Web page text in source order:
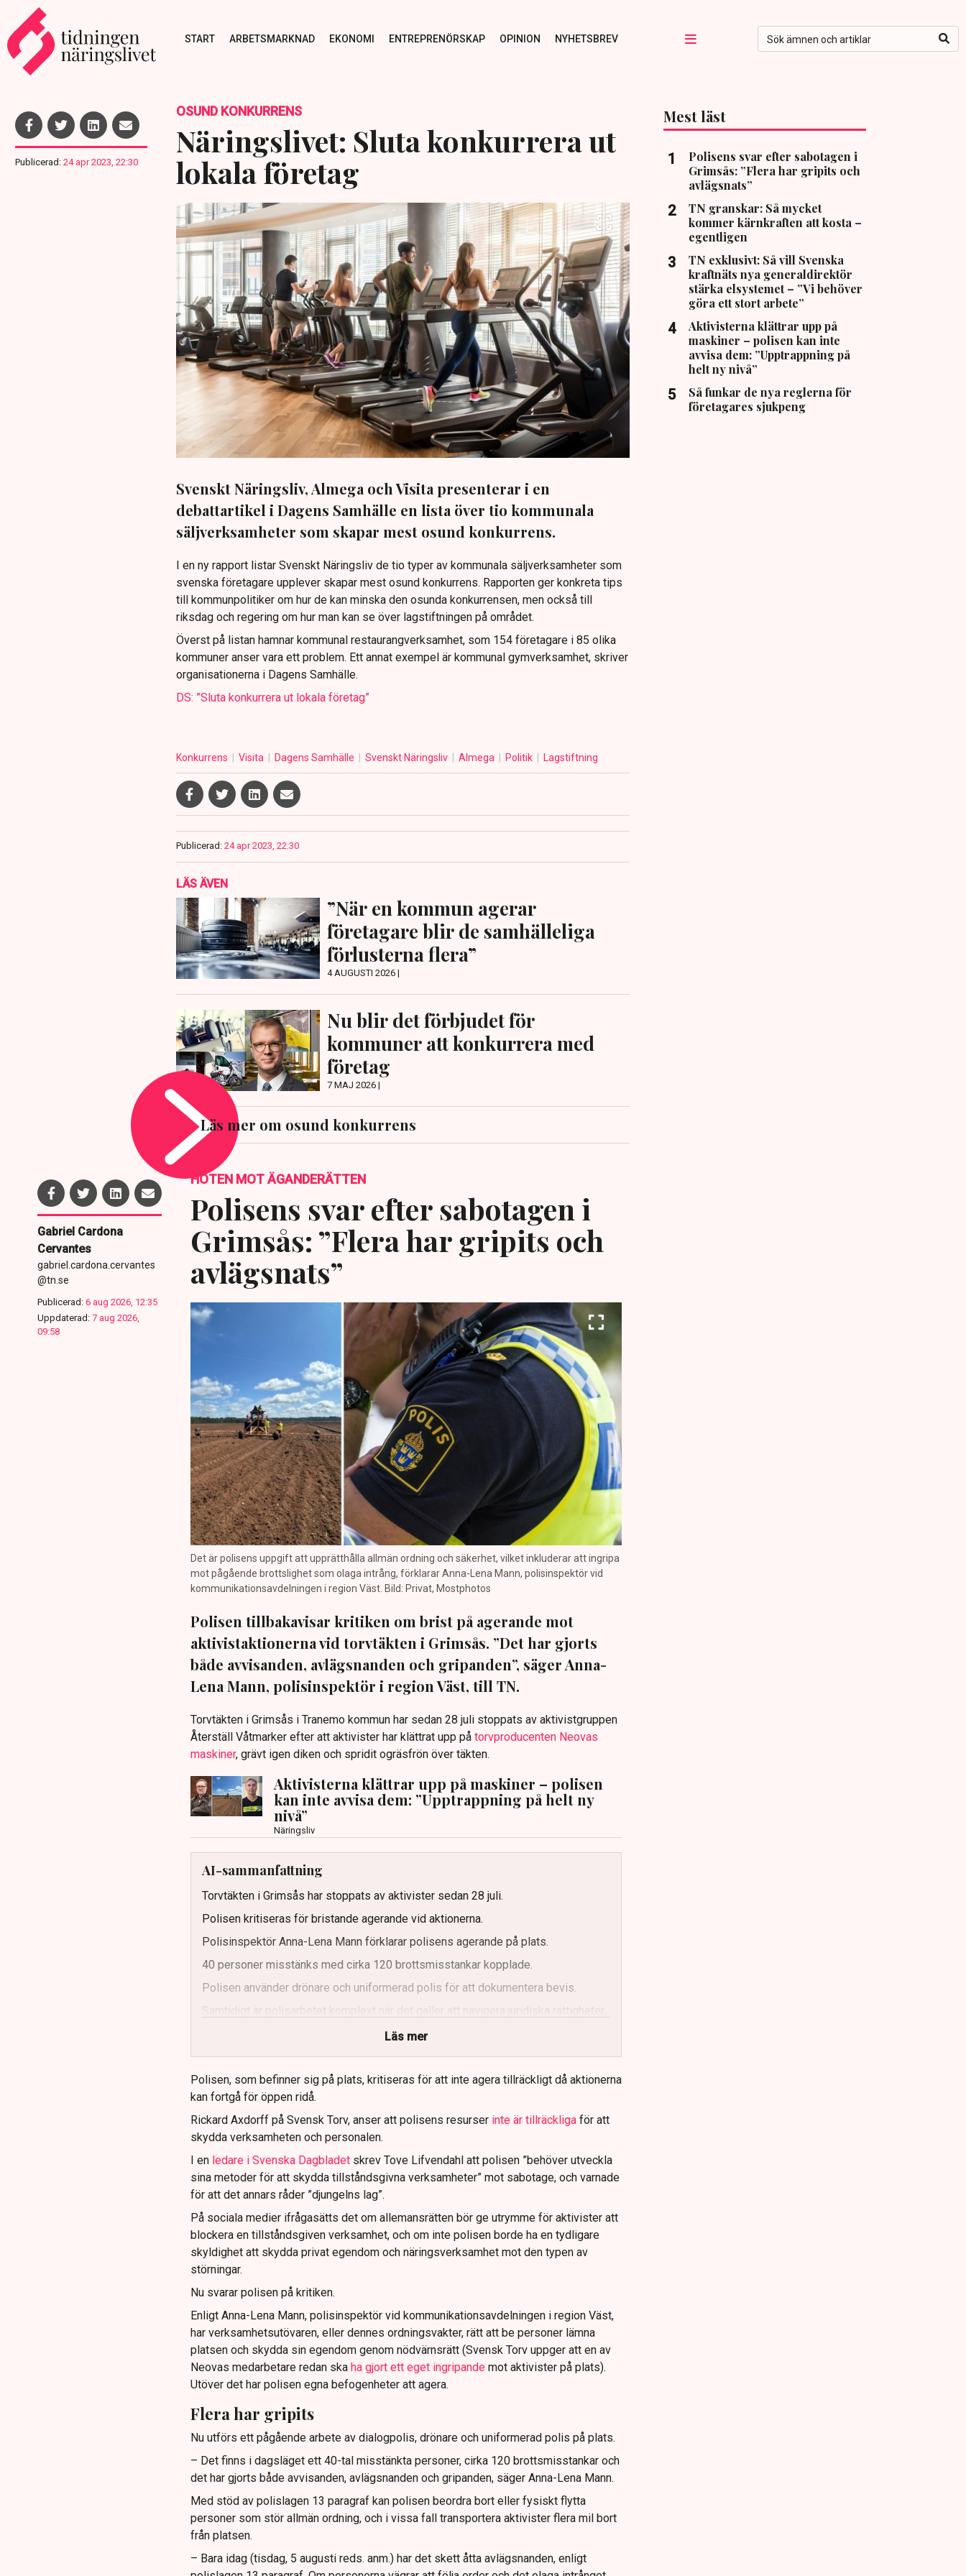
START ARBETSMARKNAD EKONOMI ENTREPRENÖRSKAP OPINION NYHETSBREV
Publicerad: 24 apr 2023, 22:30
OSUND KONKURRENS
Näringslivet: Sluta konkurrera ut
lokala företag
Svenskt Näringsliv, Almega och Visita presenterar i en
debattartikel i Dagens Samhälle en lista över tio kommunala
säljverksamheter som skapar mest osund konkurrens.
I en ny rapport listar Svenskt Näringsliv de tio typer av kommunala säljverksamheter som
svenska företagare upplever skapar mest osund konkurrens. Rapporten ger konkreta tips
till kommunpolitiker om hur de kan minska den osunda konkurrensen, men också till
riksdag och regering om hur man kan se över lagstiftningen på området.
Överst på listan hamnar kommunal restaurangverksamhet, som 154 företagare i 85 olika
kommuner anser vara ett problem. Ett annat exempel är kommunal gymverksamhet, skriver
organisationerna i Dagens Samhälle.
DS: ”Sluta konkurrera ut lokala företag”
Konkurrens Visita Dagens Samhälle Svenskt Näringsliv Almega Politik Lagstiftning
Publicerad: 24 apr 2023, 22:30
LÄS ÄVEN
”När en kommun agerar
företagare blir de samhälleliga
förlusterna flera”
4 AUGUSTI 2026 |
Nu blir det förbjudet för
kommuner att konkurrera med
företag
7 MAJ 2026 |
Läs mer om osund konkurrens
Mest läst
Polisens svar efter sabotagen i
Grimsås: ”Flera har gripits och
avlägsnats”
TN granskar: Så mycket
kommer kärnkraften att kosta –
egentligen
TN exklusivt: Så vill Svenska
kraftnäts nya generaldirektör
stärka elsystemet – ”Vi behöver
göra ett stort arbete”
Aktivisterna klättrar upp på
maskiner – polisen kan inte
avvisa dem: ”Upptrappning på
helt ny nivå”
Så funkar de nya reglerna för
företagares sjukpeng
Gabriel Cardona
Cervantes
gabriel.cardona.cervantes
@tn.se
Publicerad: 6 aug 2026, 12:35
Uppdaterad: 7 aug 2026,
09:58
HOTEN MOT ÄGANDERÄTTEN
Polisens svar efter sabotagen i
Grimsås: ”Flera har gripits och
avlägsnats”
Det är polisens uppgift att upprätthålla allmän ordning och säkerhet, vilket inkluderar att ingripa
mot pågående brottslighet som olaga intrång, förklarar Anna-Lena Mann, polisinspektör vid
kommunikationsavdelningen i region Väst. Bild: Privat, Mostphotos
Polisen tillbakavisar kritiken om brist på agerande mot
aktivistaktionerna vid torvtäkten i Grimsås. ”Det har gjorts
både avvisanden, avlägsnanden och gripanden”, säger Anna-
Lena Mann, polisinspektör i region Väst, till TN.
Torvtäkten i Grimsås i Tranemo kommun har sedan 28 juli stoppats av aktivistgruppen
Återställ Våtmarker efter att aktivister har klättrat upp påtorvproducenten Neovas
maskiner, grävt igen diken och spridit ogräsfrön över täkten.
Aktivisterna klättrar upp på maskiner – polisen
kan inte avvisa dem: ”Upptrappning på helt ny
nivå”
Näringsliv
AI-sammanfattning
Torvtäkten i Grimsås har stoppats av aktivister sedan 28 juli.
Polisen kritiseras för bristande agerande vid aktionerna.
Polisinspektör Anna-Lena Mann förklarar polisens agerande på plats.
40 personer misstänks med cirka 120 brottsmisstankar kopplade.
Polisen använder drönare och uniformerad polis för att dokumentera bevis.
Samtidigt är polisarbetet komplext när det gäller att navigera juridiska rättigheter
Läs mer
Polisen, som befinner sig på plats, kritiseras för att inte agera tillräckligt då aktionerna
kan fortgå för öppen ridå.
Rickard Axdorff på Svensk Torv, anser att polisens resurser inte är tillräckliga för att
skydda verksamheten och personalen.
I en ledare i Svenska Dagbladet skrev Tove Lifvendahl att polisen ”behöver utveckla
sina metoder för att skydda tillståndsgivna verksamheter” mot sabotage, och varnade
för att det annars råder ”djungelns lag”.
På sociala medier ifrågasätts det om allemansrätten bör ge utrymme för aktivister att
blockera en tillståndsgiven verksamhet, och om inte polisen borde ha en tydligare
skyldighet att skydda privat egendom och näringsverksamhet mot den typen av
störningar.
Nu svarar polisen på kritiken.
Enligt Anna-Lena Mann, polisinspektör vid kommunikationsavdelningen i region Väst,
har verksamhetsutövaren, eller dennes ordningsvakter, rätt att be personer lämna
platsen och skydda sin egendom genom nödvärnsrätt (Svensk Torv uppger att en av
Neovas medarbetare redan ska ha gjort ett eget ingripande mot aktivister på plats).
Utöver det har polisen egna befogenheter att agera.
Flera har gripits
Nu utförs ett pågående arbete av dialogpolis, drönare och uniformerad polis på plats.
– Det finns i dagsläget ett 40-tal misstänkta personer, cirka 120 brottsmisstankar och
det har gjorts både avvisanden, avlägsnanden och gripanden, säger Anna-Lena Mann.
Med stöd av polislagen 13 paragraf kan polisen beordra bort eller fysiskt flytta
personer som stör allmän ordning, och i vissa fall transportera aktivister flera mil bort
från platsen.
– Bara idag (tisdag, 5 augusti reds. anm.) har det skett åtta avlägsnanden, enligt